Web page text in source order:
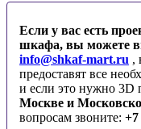
Если у вас есть
шкафа, вы можете
info@shkaf-mart.ru ,
предоставят все
и если это нужно 3D
Москве и
вопросам звоните: +7